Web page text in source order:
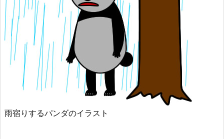
雨宿りするパンダのイラスト